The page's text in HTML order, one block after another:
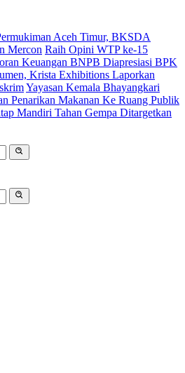
Aceh Timur, BKSDA
Mercon Raih Opini WTP ke-15
Keuangan BNPB Diapresiasi BPK
Krista Exhibitions Laporkan
Yayasan Kemala Bhayangkari
Penarikan Makanan Ke Ruang Publik
Mandiri Tahan Gempa Ditargetkan